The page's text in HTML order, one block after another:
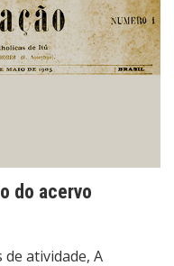
do acervo
de atividade, A